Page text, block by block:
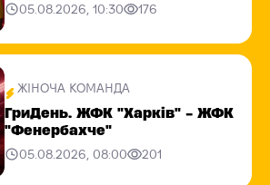
05.08.2026, 10:30 176
ЖІНОЧА КОМАНДА
ГриДень. ЖФК "Харків" - ЖФК
"Фенербахче"
05.08.2026, 08:00 201